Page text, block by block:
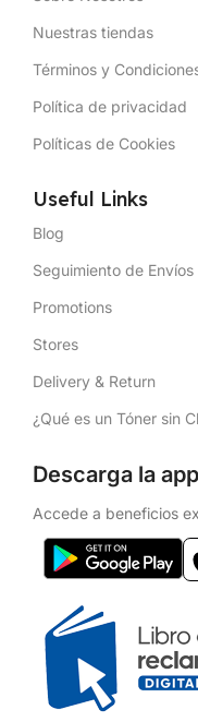
Nuestras tiendas
Términos y
Política de privacidad
Políticas de Cookies
Useful Links
Blog
Seguimiento de Envíos
Promotions
Stores
Delivery & Return
¿Qué es un Tóner sin
Descarga la
Accede a beneficios